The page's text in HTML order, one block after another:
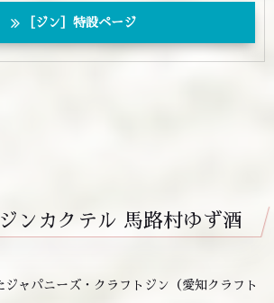
［ジン］特設ページ
ンカクテル 馬路村ゆず酒
ジャパニーズ・クラフトジン（愛知クラフト